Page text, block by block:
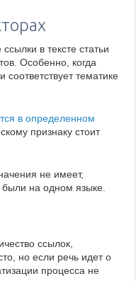
в тексте статьи
Особенно, когда
соответствует тематике
в определенном
признаку стоит
не имеет,
на одном языке.
ссылок,
но если речь идет о
процесса не